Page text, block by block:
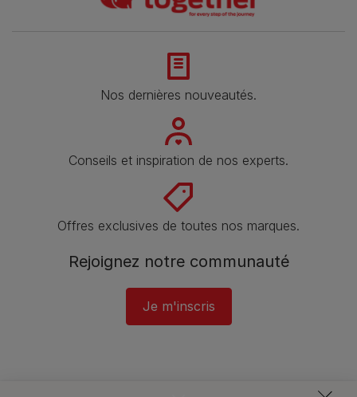
Nos dernières nouveautés.
Conseils et inspiration de nos experts.
Offres exclusives de toutes nos marques.
Rejoignez notre communauté
Je m'inscris